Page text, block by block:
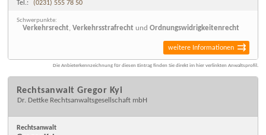
Tel.: (0231) 555 78 50
Schwerpunkte:
Verkehrsrecht,Verkehrsstrafrecht undOrdnungswidrigkeitenrecht
weitere Informationen
Die Anbieterkennzeichnung für diesen Eintrag finden Sie direkt im hier verlinkten Anwaltsprofil.
Rechtsanwalt Gregor Kyi
Dr. Dettke Rechtsanwaltsgesellschaft mbH
Rechtsanwalt